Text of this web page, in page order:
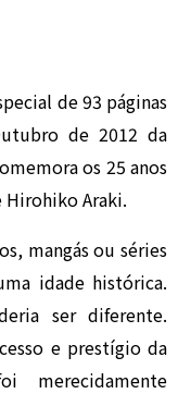
de 93 páginas
de 2012 da
os 25 anos
Hirohiko Araki.
mangás ou séries
idade histórica.
ser diferente.
e prestígio da
merecidamente